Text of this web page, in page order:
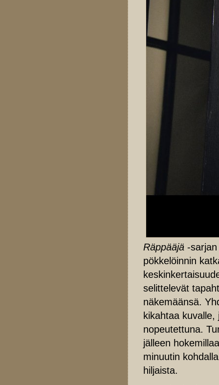
Räppääjä -
pökkelöinnin
selittelevät
näkemäänsä.
kikahtaa
nopeutettuna.
jälleen
minuutin
hiljaista.